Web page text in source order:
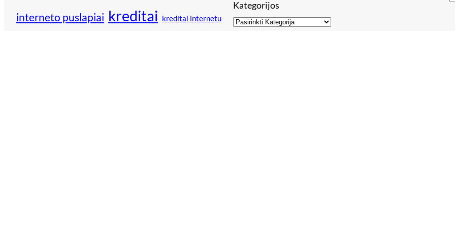
interneto puslapiai kreditai kreditai internetu
Kategorijos